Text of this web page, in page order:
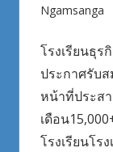
Ngamsanga
โรงเรียนธุร
ประกาศรับ
หน้าที่ประส
เดือน
โรงเรียนโร